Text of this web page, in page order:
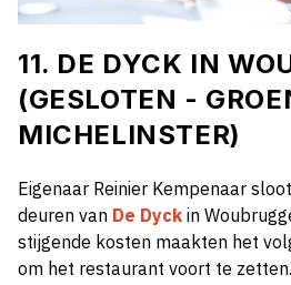
11. DE DYCK IN
(GESLOTEN -
MICHELINSTER)
Eigenaar Reinier Kempenaar
deuren van De Dyck in
stijgende kosten maakten het
om het restaurant voort te zetten.